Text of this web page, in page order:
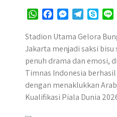
W
a
t
s
A
p
c
e
b
o
s
s
e
n
r
l
e
g
r
a
y
p
e
Stadion Utama Gelora
Jakarta menjadi saksi
penuh drama dan emosi,
Timnas Indonesia
dengan menaklukkan
Kualifikasi Piala Dunia